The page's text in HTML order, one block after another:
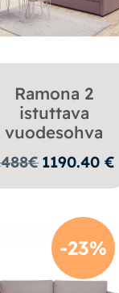
Ramona 2
istuttava
vuodesohva
€ 1190.40€
-23%